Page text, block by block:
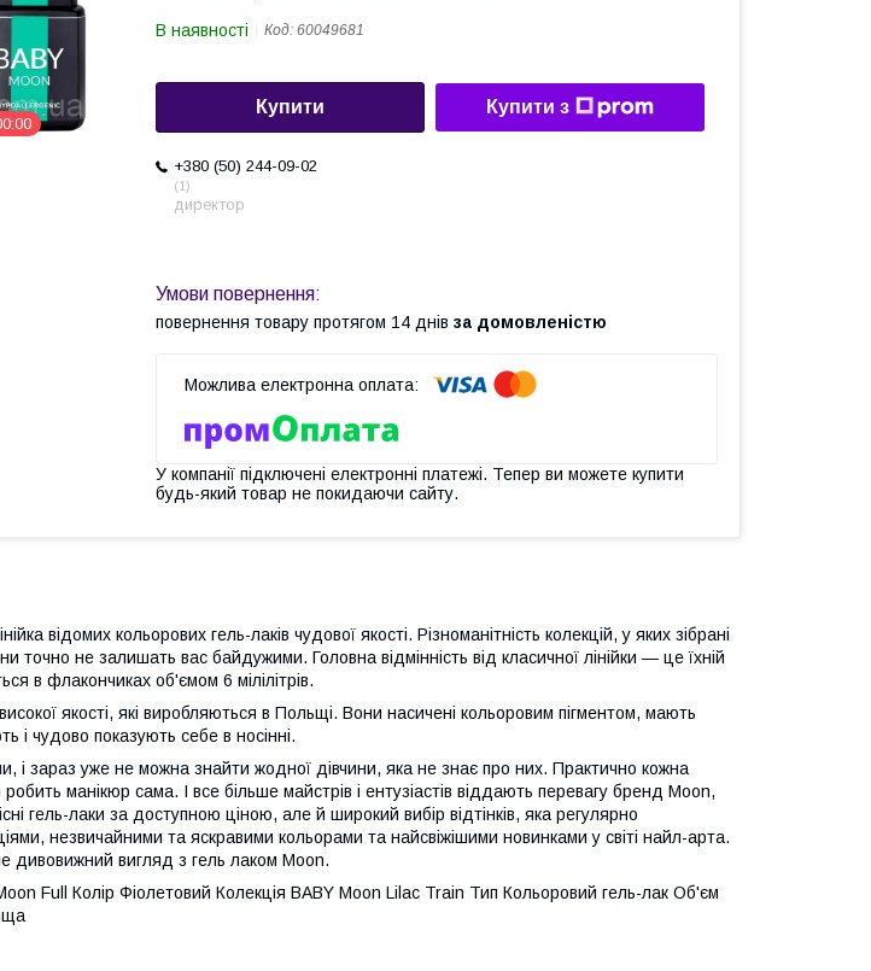
0 00
В наявності Код: 60049681
Купити Купити з
+380 (50) 244-09-02
1
директор
повернення товару протягом 14 днів за домовленістю
У компанії підключені електронні платежі. Тепер ви можете купити
будь-який товар не покидаючи сайту.
відомих кольорових гель-лаків чудової якості. Різноманітність колекцій, у яких зібрані
точно не залишать вас байдужими. Головна відмінність від класичної лінійки — це їхній
в флакончиках об'ємом 6 мілілітрів.
якості, які виробляються в Польщі. Вони насичені кольоровим пігментом, мають
і чудово показують себе в носінні.
і зараз уже не можна знайти жодної дівчини, яка не знає про них. Практично кожна
манікюр сама. І все більше майстрів і ентузіастів віддають перевагу бренд Moon,
гель-лаки за доступною ціною, але й широкий вибір відтінків, яка регулярно
незвичайними та яскравими кольорами та найсвіжішими новинками у світі найл-арта.
дивовижний вигляд з гель лаком Moon.
Full Колір Фіолетовий Колекція BABY Moon Lilac Train Тип Кольоровий гель-лак Об'єм